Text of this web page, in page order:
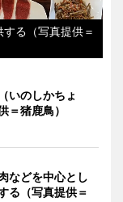
る（写真提供＝
いのしかちょ
＝猪鹿鳥）
などを中心とし
る（写真提供＝